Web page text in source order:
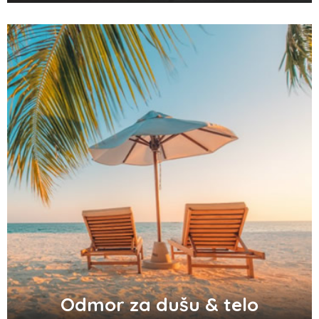
Zašto odlažemo bitne stvari i kako da
prestanemo?
Odlični saveti za brže začeće bebe
Audio i video konektori - šta su i koje
vrste postoje
Top 3 tradicionalna grčka jela koja
morate probati
Odmor za dušu & telo